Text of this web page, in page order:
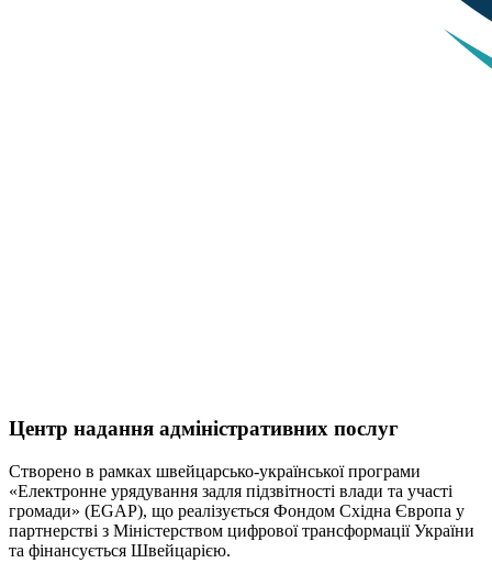
Центр надання адміністративних послуг
Створено в рамках швейцарсько-української програми
«Електронне урядування задля підзвітності влади та участі
громади» (EGAP), що реалізується Фондом Східна Європа у
партнерстві з Міністерством цифрової трансформації України
та фінансується Швейцарією.